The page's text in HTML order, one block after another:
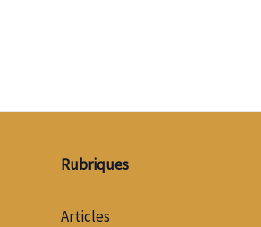
Rubriques
Articles